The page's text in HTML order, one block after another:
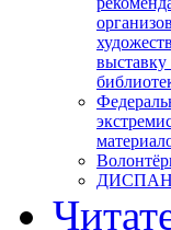
выставку